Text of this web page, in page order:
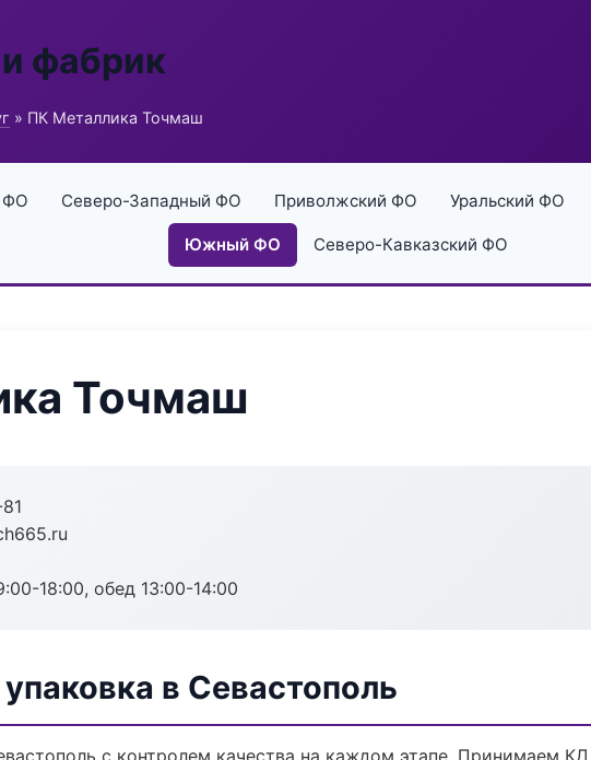
фабрик
» ПК Металлика Точмаш
ФО Северо-Западный ФО Приволжский ФО Уральский ФО
Южный ФО Северо-Кавказский ФО
Точмаш
18:00, обед 13:00-14:00
в Севастополь
с контролем качества на каждом этапе. Принимаем